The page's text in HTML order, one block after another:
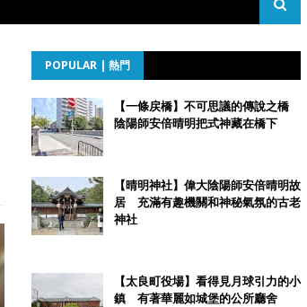
POPULAR | 熱門
【一條戻橋】不可思議的傳說之橋
陰陽師安倍晴明把式神藏在橋下
【晴明神社】偉大陰陽師安倍晴明故
居 充滿有趣機關和神秘氣氛的古老
神社
【太良町役場】看得見月球引力的小
鎮 有著華麗如城堡的公所廳舍